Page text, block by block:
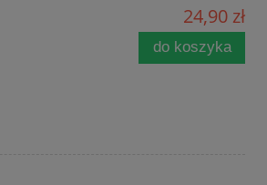
24,90 zł
do koszyka